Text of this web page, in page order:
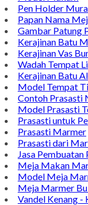
Pen Holder
Papan Nama
Gambar Patung
Kerajinan Batu
Kerajinan Vas
Wadah Tempat
Kerajinan Batu
Model Tempat
Contoh Prasasti
Model Prasasti
Prasasti untuk
Prasasti Marmer
Prasasti dari
Jasa Pembuatan
Meja Makan
Model Meja
Meja Marmer
Vandel Kenang -